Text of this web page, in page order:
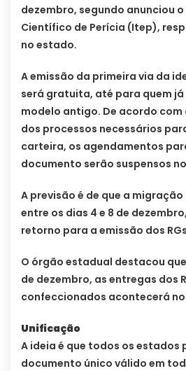
dezembro, segundo anunciou
Científico de Perícia (Itep),
no estado.
A emissão da primeira via da
será gratuita, até para quem já
modelo antigo. De acordo com
dos processos necessários
carteira, os agendamentos
documento serão suspensos
A previsão é de que a
entre os dias 4 e 8 de
retorno para a emissão dos RGs
O órgão estadual destacou
de dezembro, as entregas dos
confeccionados acontecerá
Unificação
A ideia é que todos os estados
documento único válido em